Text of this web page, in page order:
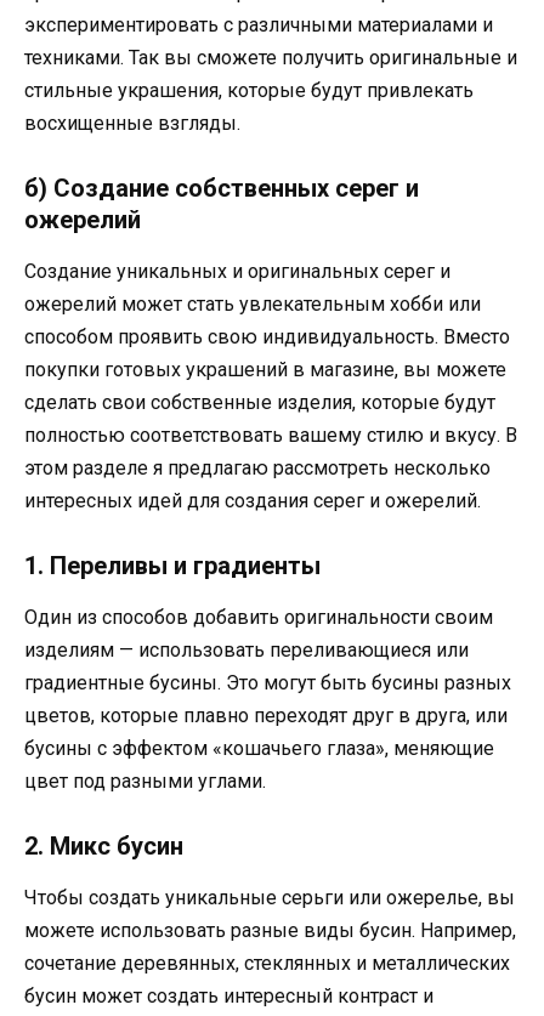
экспериментировать с различными материалами и
техниками. Так вы сможете получить оригинальные и
стильные украшения, которые будут привлекать
восхищенные взгляды.
б) Создание собственных серег и
ожерелий
Создание уникальных и оригинальных серег и
ожерелий может стать увлекательным хобби или
способом проявить свою индивидуальность. Вместо
покупки готовых украшений в магазине, вы можете
сделать свои собственные изделия, которые будут
полностью соответствовать вашему стилю и вкусу. В
этом разделе я предлагаю рассмотреть несколько
интересных идей для создания серег и ожерелий.
1. Переливы и градиенты
Один из способов добавить оригинальности своим
изделиям — использовать переливающиеся или
градиентные бусины. Это могут быть бусины разных
цветов, которые плавно переходят друг в друга, или
бусины с эффектом «кошачьего глаза», меняющие
цвет под разными углами.
2. Микс бусин
Чтобы создать уникальные серьги или ожерелье, вы
можете использовать разные виды бусин. Например,
сочетание деревянных, стеклянных и металлических
бусин может создать интересный контраст и